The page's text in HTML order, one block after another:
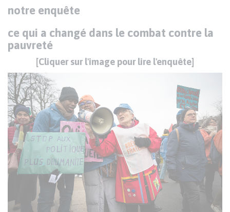
Texte
notre enquête
ce qui a changé dans le combat contre la
pauvreté
[Cliquer sur l'image pour lire l'enquête]